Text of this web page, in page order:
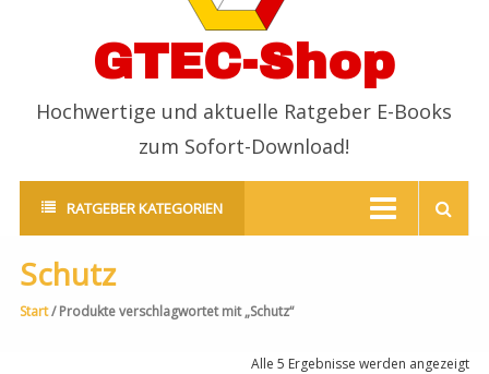
GTEC-Shop
Hochwertige und aktuelle Ratgeber E-Books
zum Sofort-Download!
RATGEBER KATEGORIEN
Schutz
Start/ Produkte verschlagwortet mit „Schutz“
Alle 5 Ergebnisse werden angezeigt